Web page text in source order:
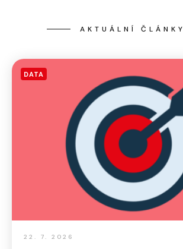
AKTUÁLNÍ ČLÁNKY
DATA
22. 7. 2026